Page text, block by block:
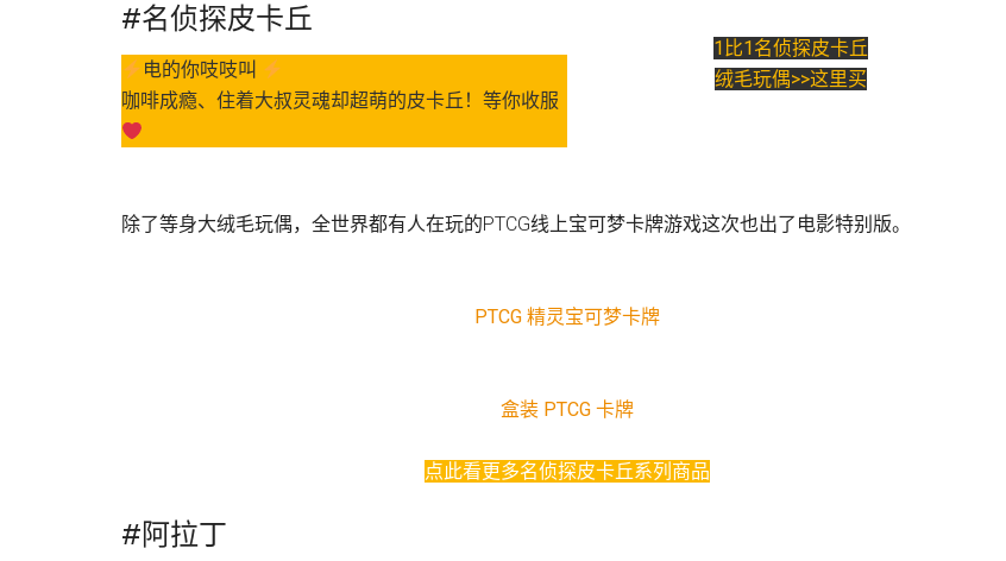
#名侦探皮卡丘
电的你吱吱叫
咖啡成瘾、住着大叔灵魂却超萌的皮卡丘！等你收服
1比1名侦探皮卡丘
绒毛玩偶>>这里买
除了等身大绒毛玩偶，全世界都有人在玩的PTCG线上宝可梦卡牌游戏这次也出了电影特别版。
PTCG 精灵宝可梦卡牌
盒装 PTCG 卡牌
点此看更多名侦探皮卡丘系列商品
#阿拉丁